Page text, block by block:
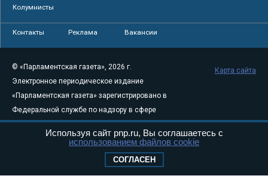
Колумнисты
Контакты Реклама Вакансии
© «Парламентская газета», 2026 г.
Электронное периодическое издание
«Парламентская газета» зарегистрировано в
Федеральной службе по надзору в сфере
связи, информационных технологий и
массовых коммуникаций (Роскомнадзор) 05
Свидетельство о регистрации Эл № ФС77-
Карта сайта
Используя сайт pnp.ru, Вы соглашаетесь с
использованием файлов cookie
СОГЛАСЕН